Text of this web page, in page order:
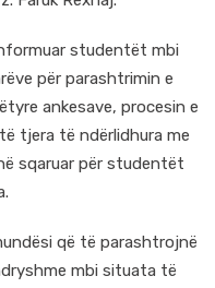
studentët mbi
për parashtrimin e
ankesave, procesin e
tjera të ndërlidhura me
sqaruar për studentët
që të parashtrojnë
mbi situata të